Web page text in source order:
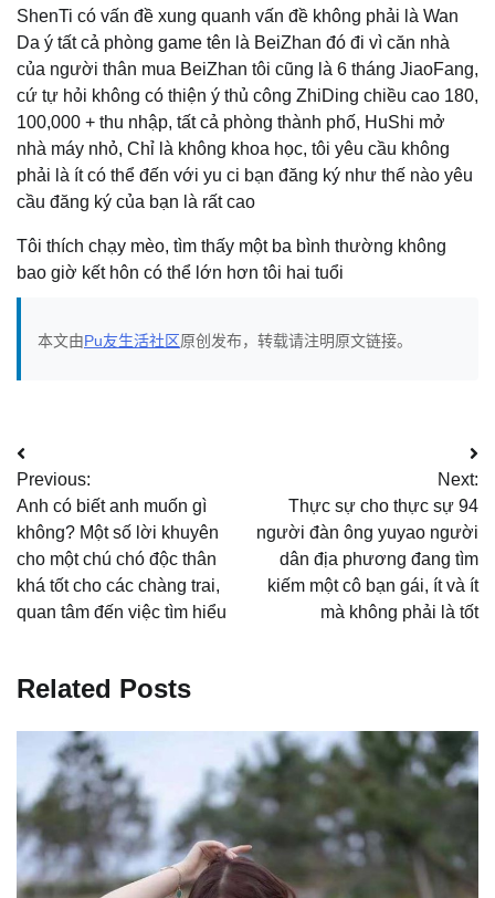
ShenTi có vấn đề xung quanh vấn đề không phải là Wan
Da ý tất cả phòng game tên là BeiZhan đó đi vì căn nhà
của người thân mua BeiZhan tôi cũng là 6 tháng JiaoFang,
cứ tự hỏi không có thiện ý thủ công ZhiDing chiều cao 180,
100,000 + thu nhập, tất cả phòng thành phố, HuShi mở
nhà máy nhỏ, Chỉ là không khoa học, tôi yêu cầu không
phải là ít có thể đến với yu ci bạn đăng ký như thế nào yêu
cầu đăng ký của bạn là rất cao
Tôi thích chạy mèo, tìm thấy một ba bình thường không
bao giờ kết hôn có thể lớn hơn tôi hai tuổi
本文由Pu友生活社区原创发布，转载请注明原文链接。
文
章
导
航
Previous:
Anh có biết anh muốn gì
không? Một số lời khuyên
cho một chú chó độc thân
khá tốt cho các chàng trai,
quan tâm đến việc tìm hiểu
Next:
Thực sự cho thực sự 94
người đàn ông yuyao người
dân địa phương đang tìm
kiếm một cô bạn gái, ít và ít
mà không phải là tốt
Related Posts